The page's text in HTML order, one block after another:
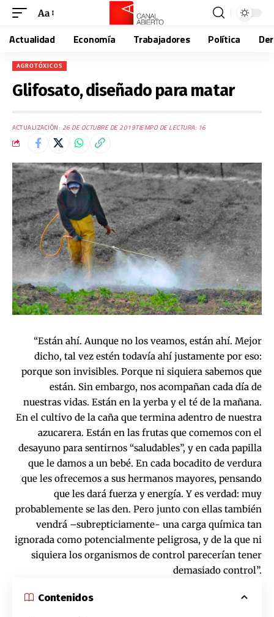
Aa
Actualidad Economía Trabajadores Política
AGROTÓXICOS
Glifosato, diseñado para matar
ACTUALIZACIÓN: 26 DE OCTUBRE DE 2019TIEMPO DE LECTURA: 16
“Están ahí. Aunque no los veamos, están ahí. Mejor
dicho, tal vez estén todavía ahí justamente por eso:
porque son invisibles. Porque ni siquiera sabemos que
están. Sin embargo, nos acompañan cada día de
nuestras vidas. Están en la yerba y el té de la mañana.
En el cultivo de la caña que termina adentro de nuestra
azucarera. Están en las frutas que comemos con el
desayuno para sentirnos “saludables”, y en cada papilla
que le damos a un bebé. En cada bocadito de verdura
que les ofrecemos a sus hermanos mayores, pensando
que les dará fuerza y energía. Y es verdad: muy
probablemente se las den. Pero junto con ellas también
vendrá –subrepticiamente- una carga química tan
ignorada como potencialmente peligrosa, y de la que ni
siquiera los organismos de control parecerían tener
demasiado control”.
Contenidos